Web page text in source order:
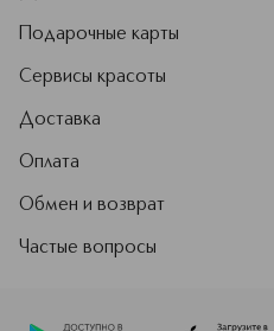
Подарочные карты
Сервисы красоты
Доставка
Оплата
Обмен и возврат
Частые вопросы